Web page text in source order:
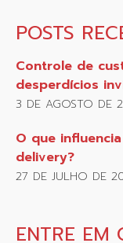
POSTS
Controle de
desperdícios
3 DE AGOSTO DE
O que
delivery?
27 DE JULHO DE
ENTRE EM